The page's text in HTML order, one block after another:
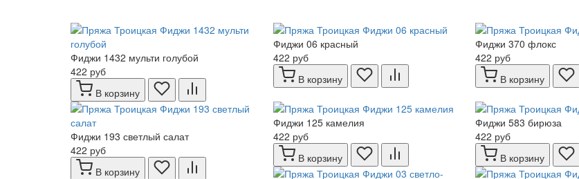
Фиджи 1432 мульти голубой
422 руб
В корзину
Фиджи 06 красный
422 руб
В корзину
Фиджи 370 флокс
422 руб
В корзину
Фиджи 193 светлый салат
422 руб
В корзину
Фиджи 125 камелия
422 руб
В корзину
Фиджи 583 бирюза
422 руб
В корзину